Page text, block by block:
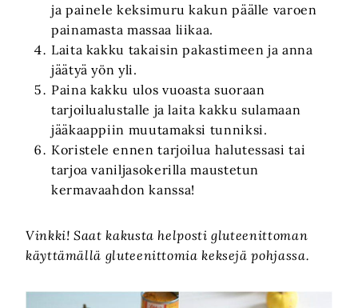
ja painele keksimuru kakun päälle varoen
painamasta massaa liikaa.
Laita kakku takaisin pakastimeen ja anna
jäätyä yön yli.
Paina kakku ulos vuoasta suoraan
tarjoilualustalle ja laita kakku sulamaan
jääkaappiin muutamaksi tunniksi.
Koristele ennen tarjoilua halutessasi tai
tarjoa vaniljasokerilla maustetun
kermavaahdon kanssa!
Vinkki! Saat kakusta helposti gluteenittoman
käyttämällä gluteenittomia keksejä pohjassa.